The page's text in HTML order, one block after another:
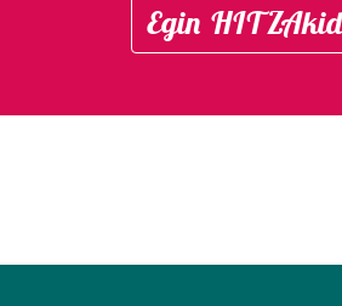
Egin